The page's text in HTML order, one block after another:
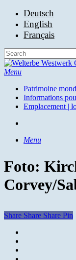
Skip
content
Deutsch
English
Français
Close
Search
search
Menu
Patrimoine
Informations
Emplacement |
Menu
Foto:
Corvey/
Share Share Share Pin